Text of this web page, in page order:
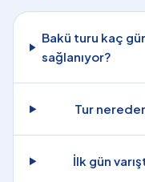
Bakü turu kaç
sağlanıyor?
Tur
İlk gün